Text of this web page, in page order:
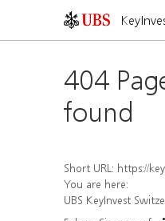
404
found
Short URL: https://keyinvest-
You are here:
UBS KeyInvest